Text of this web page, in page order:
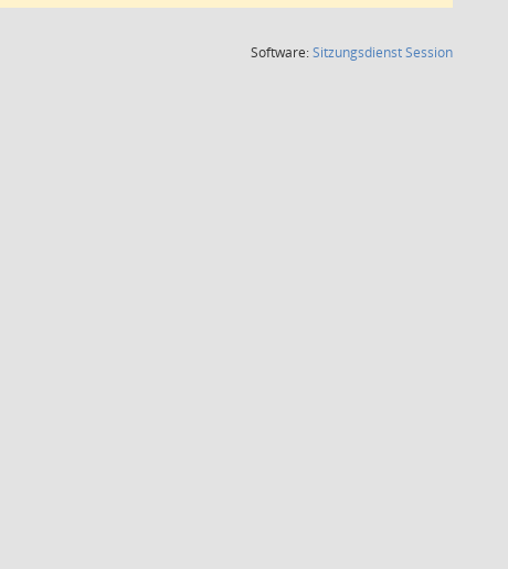
Software:SitzungsdienstSession(Wird in